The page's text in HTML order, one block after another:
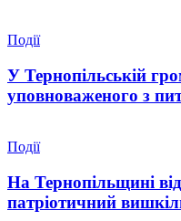
Події
У Тернопільській
уповноваженого з
Події
На Тернопільщині
патріотичний